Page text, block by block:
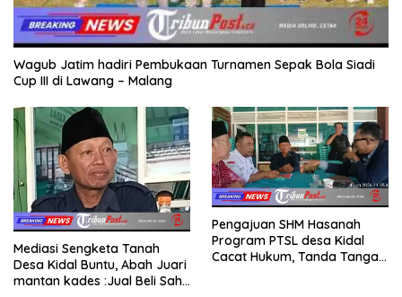
Wagub Jatim hadiri Pembukaan Turnamen Sepak Bola Siadi
Cup III di Lawang – Malang
Mediasi Sengketa Tanah
Desa Kidal Buntu, Abah Juari
mantan kades :Jual Beli Sah,
Pengajuan SHM Hasanah
Program PTSL desa Kidal
Cacat Hukum, Tanda Tangan